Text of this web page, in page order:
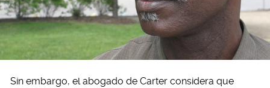
Sin embargo, el abogado de Carter considera que